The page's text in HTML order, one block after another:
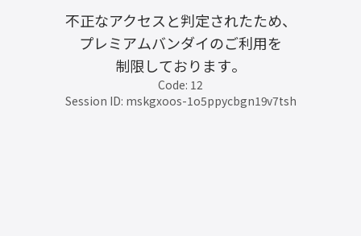
不正なアクセスと判定されたため、
プレミアムバンダイのご利用を
制限しております。
Code: 12
Session ID: mskgxoos-1o5ppycbgn19v7tsh